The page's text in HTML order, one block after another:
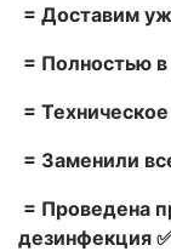
= Доставим
= Полностью в
=
= Заменили
= Проведена
дезинфекция